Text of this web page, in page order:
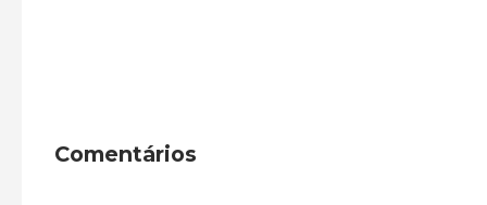
Comentários